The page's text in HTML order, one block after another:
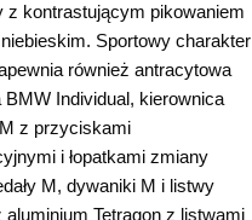
z kontrastującym pikowaniem
Sportowy charakter
również antracytowa
BMW Individual, kierownica
z przyciskami
i łopatkami zmiany
M, dywaniki M i listwy
aluminium Tetragon z listwami